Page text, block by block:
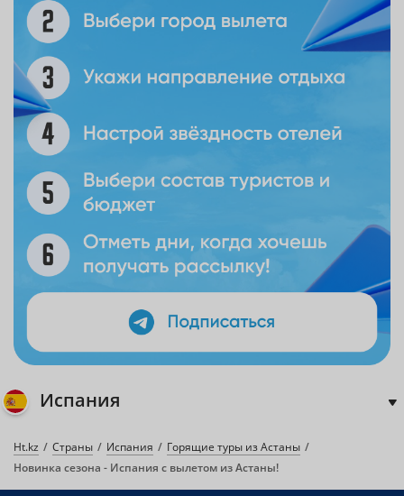
Испания
Ht.kz Страны Испания
Горящие туры из Астаны
Новинка сезона - Испания с вылетом из Астаны!